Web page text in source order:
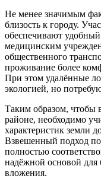
Не менее значимым
близость к городу.
обеспечивают
медицинским
общественного
проживание более
При этом удалённые
экологией, но
Таким образом, чтобы
районе, необходимо
характеристик земли
Взвешенный подход
полностью
надёжной основой
вложения.